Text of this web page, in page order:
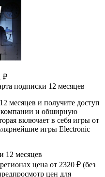
₽
подписки 12 месяцев
месяцев и получите доступ
компании и обширную
включает в себя игры от
игры Electronic
12 месяцев
цена от 2320 ₽ (без
цен для